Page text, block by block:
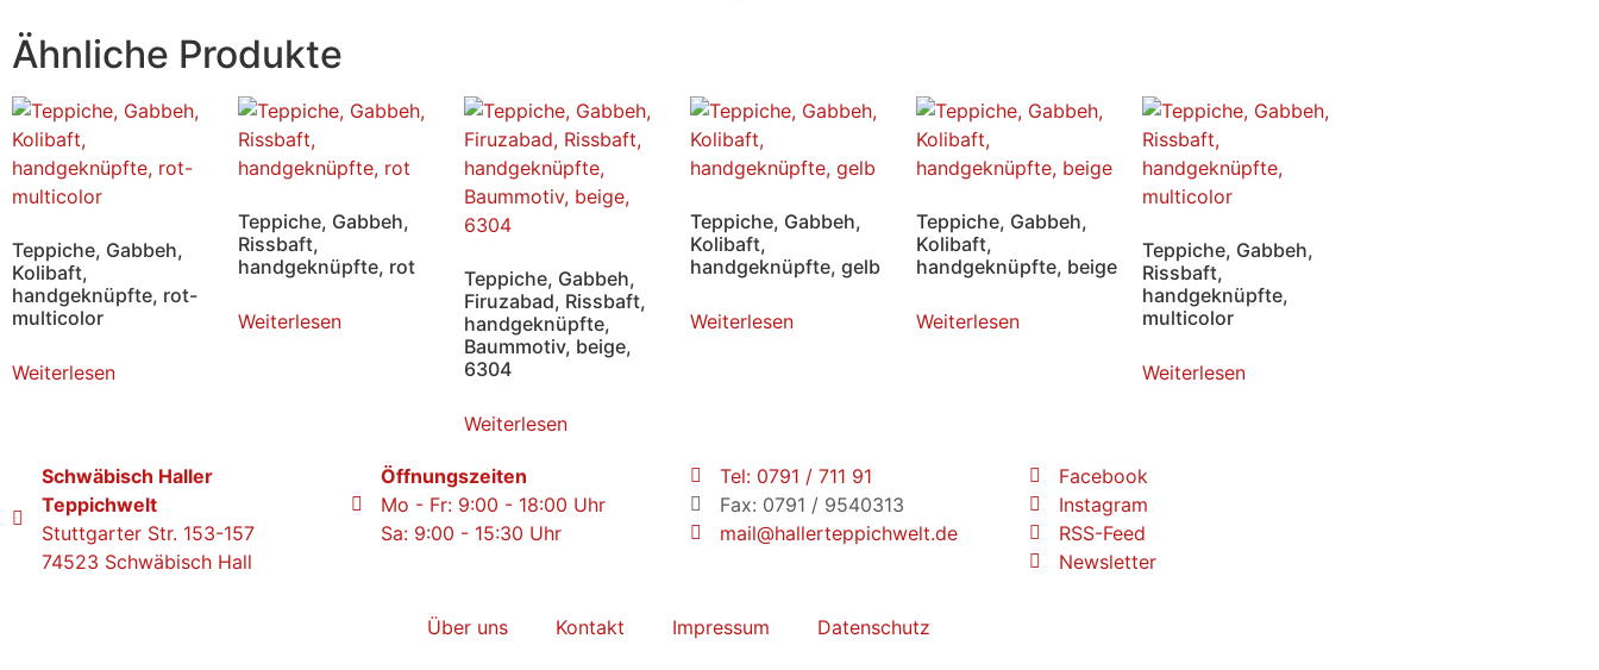
Ähnliche Produkte
Teppiche, Gabbeh,
Kolibaft,
handgeknüpfte, rot-
multicolor
Weiterlesen
Teppiche, Gabbeh,
Rissbaft,
handgeknüpfte, rot
Weiterlesen
Teppiche, Gabbeh,
Firuzabad, Rissbaft,
handgeknüpfte,
Baummotiv, beige,
6304
Weiterlesen
Teppiche, Gabbeh,
Kolibaft,
handgeknüpfte, gelb
Weiterlesen
Teppiche, Gabbeh,
Kolibaft,
handgeknüpfte, beige
Weiterlesen
Teppiche, Gabbeh,
Rissbaft,
handgeknüpfte,
multicolor
Weiterlesen
Schwäbisch Haller
Teppichwelt
Stuttgarter Str. 153-157
74523 Schwäbisch Hall
Öffnungszeiten
Mo - Fr: 9:00 - 18:00 Uhr
Sa: 9:00 - 15:30 Uhr
Tel: 0791 / 711 91
Fax: 0791 / 9540313
mail@hallerteppichwelt.de
Facebook
Instagram
RSS-Feed
Newsletter
Über uns Kontakt Impressum Datenschutz